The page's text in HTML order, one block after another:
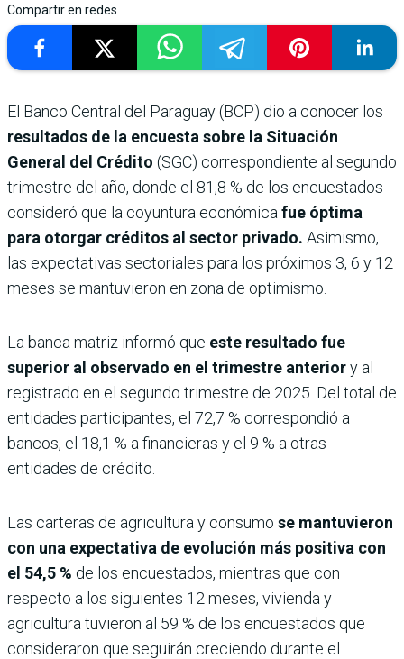
Compartir en redes
El Banco Central del Paraguay (BCP) dio a conocer los
resultados de la encuesta sobre la Situación
General del Crédito (SGC) correspondiente al segundo
trimestre del año, donde el 81,8 % de los encuestados
consideró que la coyuntura económica fue óptima
para otorgar créditos al sector privado. Asimismo,
las expectativas sectoriales para los próximos 3, 6 y 12
meses se mantuvieron en zona de optimismo.
La banca matriz informó que este resultado fue
superior al observado en el trimestre anteriory al
registrado en el segundo trimestre de 2025. Del total de
entidades participantes, el 72,7 % correspondió a
bancos, el 18,1 % a financieras y el 9 % a otras
entidades de crédito.
Las carteras de agricultura y consumo se mantuvieron
con una expectativa de evolución más positiva con
el 54,5 % de los encuestados, mientras que con
respecto a los siguientes 12 meses, vivienda y
agricultura tuvieron al 59 % de los encuestados que
consideraron que seguirán creciendo durante el